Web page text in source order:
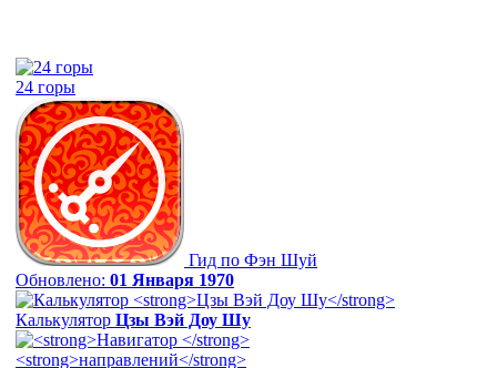
24 горы
Гид по Фэн Шуй
Обновлено: 01 Января 1970
Калькулятор Цзы Вэй Доу Шу